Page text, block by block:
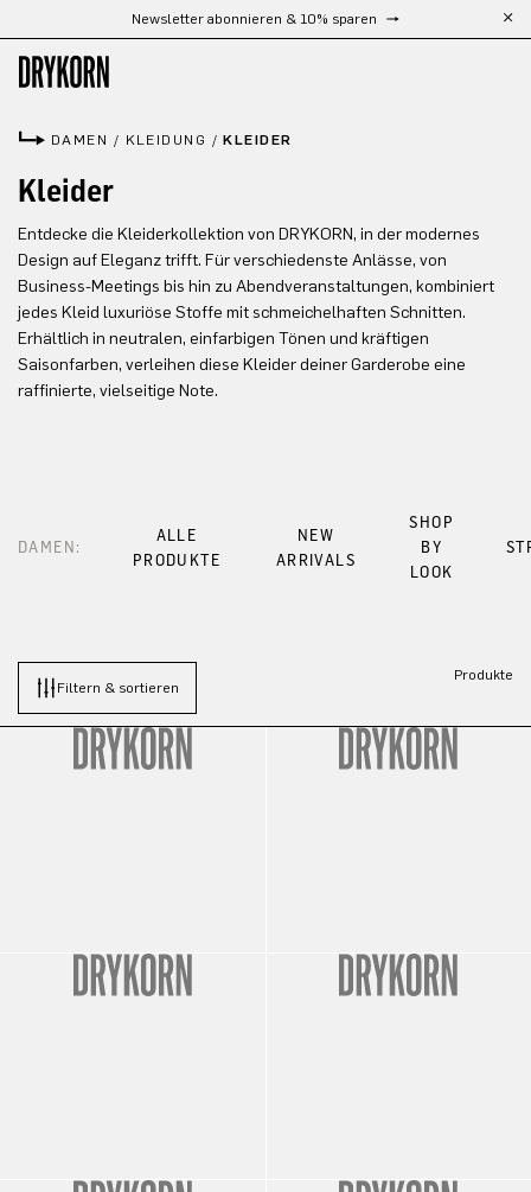
Zum Hauptinhalt springenNewsletter abonnieren & 10% sparen
DAMEN / KLEIDUNG /KLEIDER
Kleider
Entdecke die Kleiderkollektion von DRYKORN, in der modernes
Design auf Eleganz trifft. Für verschiedenste Anlässe, von
Business-Meetings bis hin zu Abendveranstaltungen, kombiniert
jedes Kleid luxuriöse Stoffe mit schmeichelhaften Schnitten.
Erhältlich in neutralen, einfarbigen Tönen und kräftigen
Saisonfarben, verleihen diese Kleider deiner Garderobe eine
raffinierte, vielseitige Note.
DAMEN:
ALLE
PRODUKTE
NEW
ARRIVALS
SHOP
BY
LOOK
Filtern & sortieren
Produkte